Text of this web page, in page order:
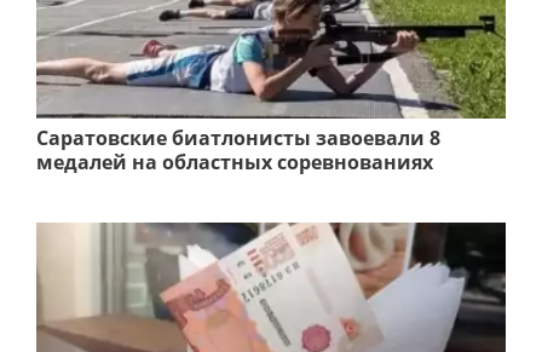
Саратовские биатлонисты завоевали 8
медалей на областных соревнованиях